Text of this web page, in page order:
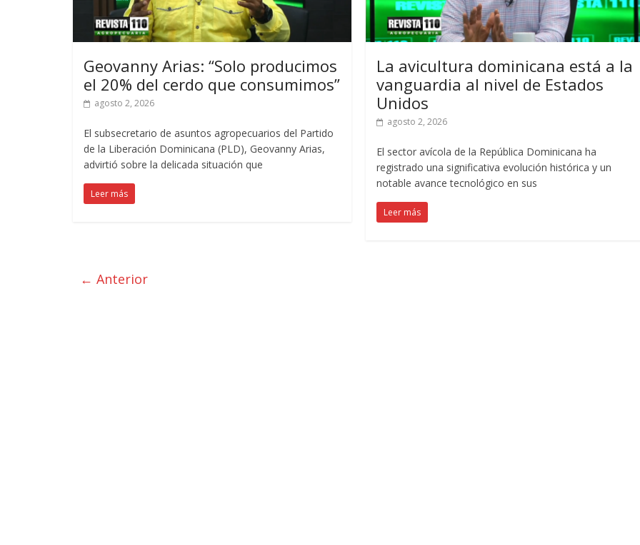
Geovanny Arias: “Solo producimos
el 20% del cerdo que consumimos”
agosto 2, 2026
El subsecretario de asuntos agropecuarios del Partido
de la Liberación Dominicana (PLD), Geovanny Arias,
advirtió sobre la delicada situación que
Leer más
La avicultura dominicana está a la
vanguardia al nivel de Estados
Unidos
agosto 2, 2026
El sector avícola de la República Dominicana ha
registrado una significativa evolución histórica y un
notable avance tecnológico en sus
Leer más
← Anterior